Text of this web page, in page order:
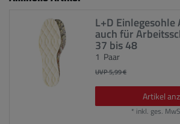
L+D Einlegesohle
auch für
37 bis 48
UVP 5,99 €
1 Paar
Artikel
* inkl. ges.